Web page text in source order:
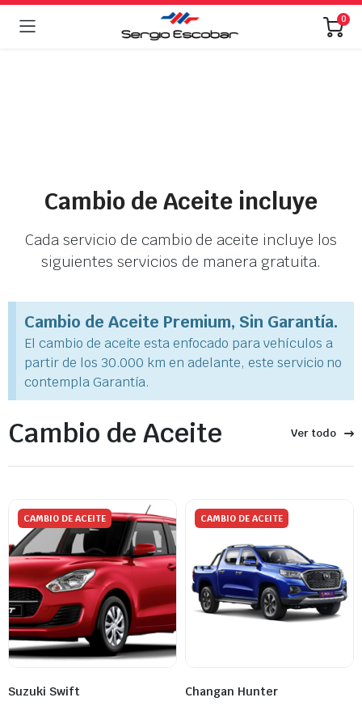
0
Cambio de Aceite incluye
Cada servicio de cambio de aceite incluye los
siguientes servicios de manera gratuita.
Cambio de Aceite Premium, Sin Garantía.
El cambio de aceite esta enfocado para vehículos a
partir de los 30.000 km en adelante, este servicio no
contempla Garantía.
Cambio de Aceite Ver todo
CAMBIO DE ACEITE
Suzuki Swift
CAMBIO DE ACEITE
Changan Hunter